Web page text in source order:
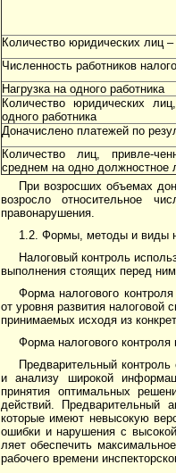
Количество юридических лиц
Численность работников
Нагрузка на одного работника
Количество юридических
одного работника
Доначислено платежей по
Количество лиц, привле-
среднем на одно должностное
При возросших объемах
возросло относительное
правонарушения.
1.2. Формы, методы и виды
Налоговый контроль
выпол­нения стоящих перед
Форма налогового
от уровня раз­вития налоговой
принимаемых исходя из
Форма налогового
Предварительный контроль
и анализу широ­кой
принятия оптимальных
действий. Предваритель­ный
которые имеют невысокую
ошибки и нарушения с
ляет обеспечить
рабочего времени